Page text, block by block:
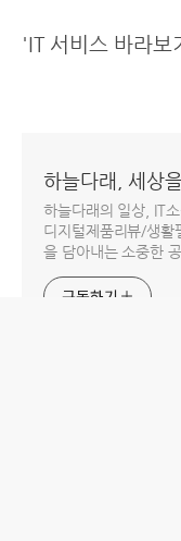
'IT 서비스 바라
하늘다래, 세상
하늘다래의 일상, IT
디지털제품리뷰/생활
을 담아내는 소중한
구독하기